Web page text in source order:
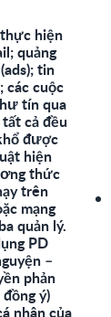
hiện
quảng
tin
các cuộc
tín qua
cả đều
được
hiện
thức
trên
mạng
quản lý.
PD
–
phản
ý)
nhân của